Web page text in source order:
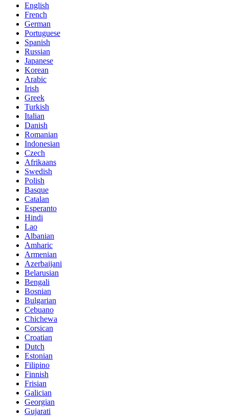
English
French
German
Portuguese
Spanish
Russian
Japanese
Korean
Arabic
Irish
Greek
Turkish
Italian
Danish
Romanian
Indonesian
Czech
Afrikaans
Swedish
Polish
Basque
Catalan
Esperanto
Hindi
Lao
Albanian
Amharic
Armenian
Azerbaijani
Belarusian
Bengali
Bosnian
Bulgarian
Cebuano
Chichewa
Corsican
Croatian
Dutch
Estonian
Filipino
Finnish
Frisian
Galician
Georgian
Gujarati